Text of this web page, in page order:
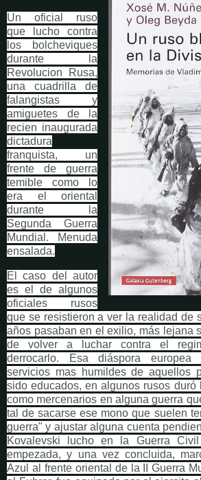
Un oficial ruso
que lucho contra
los bolcheviques
durante la
Revolucion Rusa,
una cuadrilla de
falangistas y
amiguetes de la
recien inaugurada
dictadura
franquista, un
frente de guerra
temible como lo
era el oriental
durante la
Segunda Guerra
Mundial. Menuda
ensalada.
El caso del autor
es el de algunos
oficiales rusos
que se resistieron a ver la realidad de
años pasaban en el exilio, más lejana
de volver a luchar contra el
derrocarlo. Esa diáspora
servicios mas humildes de aquellos
sido educados, en algunos rusos duró
como mercenarios en alguna guerra
tal de sacarse ese mono que suelen
guerra" y ajustar alguna cuenta
Kovalevski lucho en la Guerra
empezada, y una vez concluida,
Azul al frente oriental de la II Guerra